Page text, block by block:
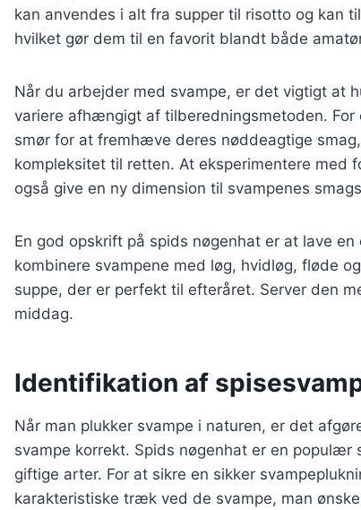
kan anvendes i alt fra supper til risotto og kan
hvilket gør dem til en favorit blandt både
Når du arbejder med svampe, er det vigtigt at
variere afhængigt af tilberedningsmetoden. For
smør for at fremhæve deres nøddeagtige
kompleksitet til retten. At eksperimentere med
også give en ny dimension til svampenes
En god opskrift på spids nøgenhat er at lave
kombinere svampene med løg, hvidløg, fløde
suppe, der er perfekt til efteråret. Server den
middag.
Identifikation af
Når man plukker svampe i naturen, er det
svampe korrekt. Spids nøgenhat er en populær
giftige arter. For at sikre en sikker
karakteristiske træk ved de svampe, man